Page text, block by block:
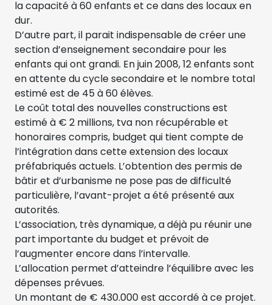
la capacité à 60 enfants et ce dans des locaux en
dur.
D’autre part, il parait indispensable de créer une
section d’enseignement secondaire pour les
enfants qui ont grandi. En juin 2008, 12 enfants sont
en attente du cycle secondaire et le nombre total
estimé est de 45 à 60 élèves.
Le coût total des nouvelles constructions est
estimé à € 2 millions, tva non récupérable et
honoraires compris, budget qui tient compte de
l’intégration dans cette extension des locaux
préfabriqués actuels. L’obtention des permis de
bâtir et d’urbanisme ne pose pas de difficulté
particulière, l’avant-projet a été présenté aux
autorités.
L’association, très dynamique, a déjà pu réunir une
part importante du budget et prévoit de
l’augmenter encore dans l’intervalle.
L’allocation permet d’atteindre l’équilibre avec les
dépenses prévues.
Un montant de € 430.000 est accordé à ce projet.